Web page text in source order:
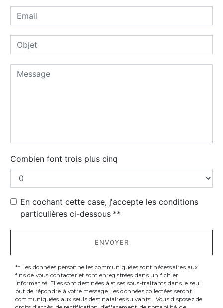
Combien font trois plus cinq
En cochant cette case, j'accepte les conditions
particulières ci-dessous **
ENVOYER
** Les données personnelles communiquées sont nécessaires aux
fins de vous contacter et sont enregistrées dans un fichier
informatisé. Elles sont destinées à et ses sous-traitants dans le seul
but de répondre à votre message. Les données collectées seront
communiquées aux seuls destinataires suivants: . Vous disposez de